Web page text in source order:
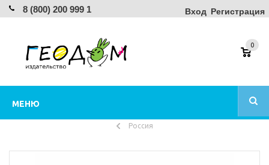
8 (800) 200 999 1 Вход Регистрация
МЕНЮ
0
Россия